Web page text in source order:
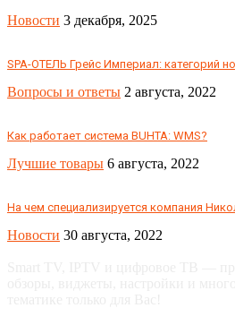
Новости 3 декабря, 2025
SPA-ОТЕЛЬ Грейс Империал: категорий
Вопросы и ответы 2 августа, 2022
Как работает система BUHTA: WMS?
Лучшие товары 6 августа, 2022
На чем специализируется компания
Новости 30 августа, 2022